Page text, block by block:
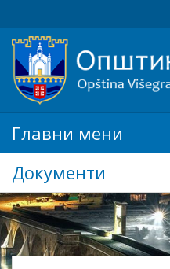
Главни мени
Документи